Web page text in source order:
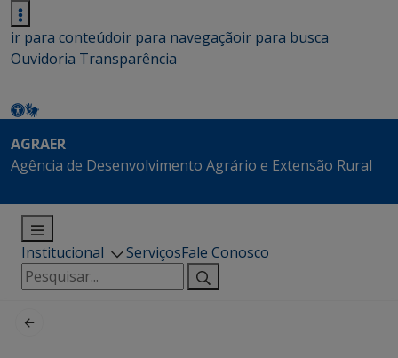
ir para conteúdoir para navegaçãoir para busca
Ouvidoria Transparência
AGRAER
Agência de Desenvolvimento Agrário e Extensão Rural
Institucional ServiçosFale Conosco
Pesquisar
por: